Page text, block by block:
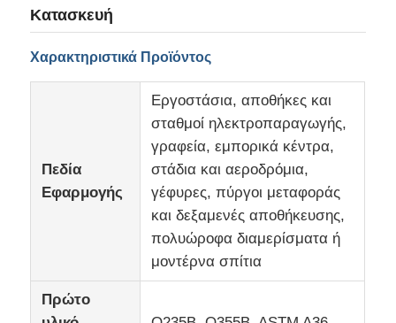
Σπίτι
Σχετικά με εμάς
Κατασκευή
Χαρακτηριστικά Προϊόντος
Πεδία
Εφαρμογής
Εργοστάσια, αποθήκες και
σταθμοί ηλεκτροπαραγωγής,
γραφεία, εμπορικά κέντρα,
στάδια και αεροδρόμια,
γέφυρες, πύργοι μεταφοράς
και δεξαμενές αποθήκευσης,
πολυώροφα διαμερίσματα ή
μοντέρνα σπίτια
Πρώτο